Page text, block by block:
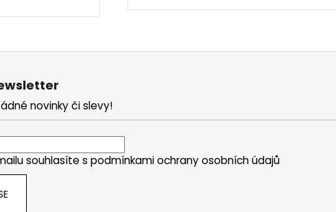
novinky či slevy!
souhlasíte s podmínkami ochrany osobních údajů